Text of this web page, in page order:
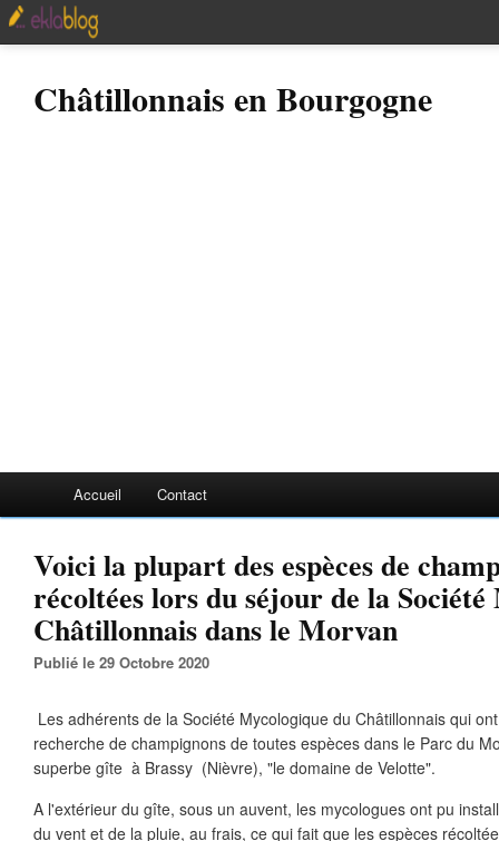
Châtillonnais en Bourgogne
Accueil Contact
Voici la plupart des espèces de
récoltées lors du séjour de la
Châtillonnais dans le Morvan
Publié le 29 Octobre 2020
Les adhérents de la Société Mycologique du Châtillonnais qui
recherche de champignons de toutes espèces dans le Parc du
superbe gîte à Brassy (Nièvre), "le domaine de Velotte".
A l'extérieur du gîte, sous un auvent, les mycologues ont pu
du vent et de la pluie, au frais, ce qui fait que les espèces